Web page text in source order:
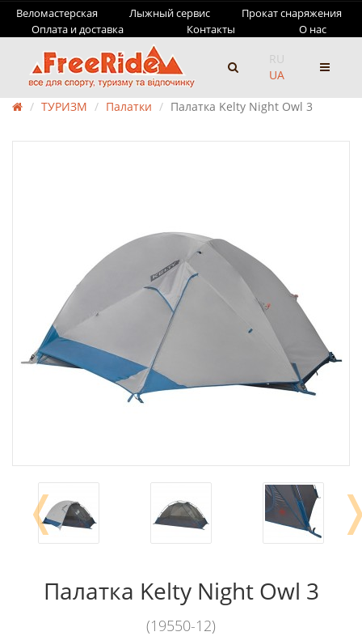
Веломастерская Лыжный сервис
Прокат снаряжения
Оплата и доставка
Контакты О нас
RU
UA
ТУРИЗМ Палатки Палатка Kelty Night Owl 3
❬
Палатка Kelty Night Owl 3
(19550-12)